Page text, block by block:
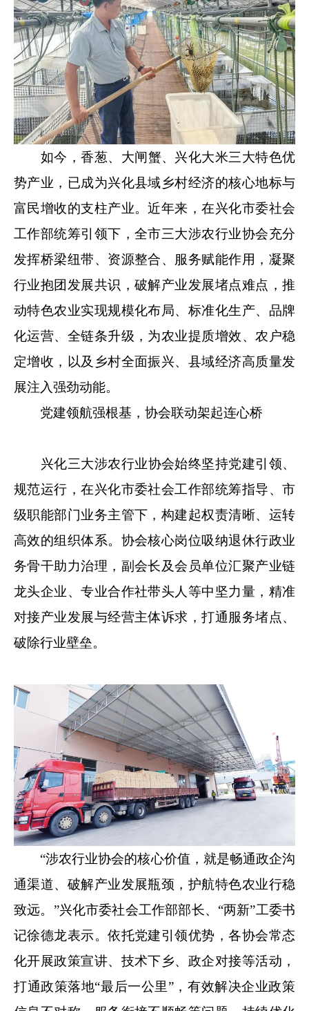
如今，香葱、大闸蟹、兴化大米三大特色优
势产业，已成为兴化县域乡村经济的核心地标与
富民增收的支柱产业。近年来，在兴化市委社会
工作部统筹引领下，全市三大涉农行业协会充分
发挥桥梁纽带、资源整合、服务赋能作用，凝聚
行业抱团发展共识，破解产业发展堵点难点，推
动特色农业实现规模化布局、标准化生产、品牌
化运营、全链条升级，为农业提质增效、农户稳
定增收，以及乡村全面振兴、县域经济高质量发
展注入强劲动能。
党建领航强根基，协会联动架起连心桥
兴化三大涉农行业协会始终坚持党建引领、
规范运行，在兴化市委社会工作部统筹指导、市
级职能部门业务主管下，构建起权责清晰、运转
高效的组织体系。协会核心岗位吸纳退休行政业
务骨干助力治理，副会长及会员单位汇聚产业链
龙头企业、专业合作社带头人等中坚力量，精准
对接产业发展与经营主体诉求，打通服务堵点、
破除行业壁垒。
“涉农行业协会的核心价值，就是畅通政企沟
通渠道、破解产业发展瓶颈，护航特色农业行稳
致远。”兴化市委社会工作部部长、“两新”工委书
记徐德龙表示。依托党建引领优势，各协会常态
化开展政策宣讲、技术下乡、政企对接等活动，
打通政策落地“最后一公里”，有效解决企业政策